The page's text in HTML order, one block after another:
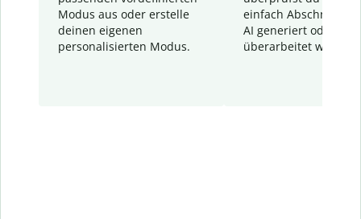
Modus aus oder erstelle
deinen eigenen
personalisierten Modus.
einfach Abschnitte,
AI generiert oder
überarbeitet wurden.